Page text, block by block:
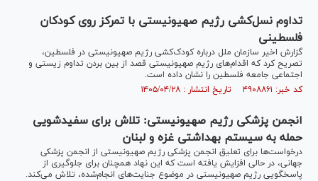
تداوم نسل‌کشی رژیم صهیونیستی با تمرکز روی کودکان
فلسطینی
گزارش اخیر سازمان ملل درباره کودک‌کشی رژیم صهیونیستی در فلسطین،
تصریح کرد که اقدام‌های رژیم صهیونیستی قصد از بین بردن تداوم زیستی و
اجتماعی جامعه فلسطین را نشان داده است.
کد خبر: ۴۹۰۸۸۶۱ تاریخ انتشار : ۱۴۰۵/۰۴/۲۸
انجمن پزشکی رژیم صهیونیستی: تلاش برای سفیدشویی
حمله به سیستم بهداشتی غزه و لبنان
درخواست‌ها برای تعلیق انجمن پزشکی رژیم صهیونیستی از انجمن پزشکی
جهانی، در حالی افزایش یافته است که این نهاد همچنان برای جلوگیری از
پاسخگویی رژیم صهیونیستی در موضوع جنایت‌های انجام‌شده، تلاش می‌کند.